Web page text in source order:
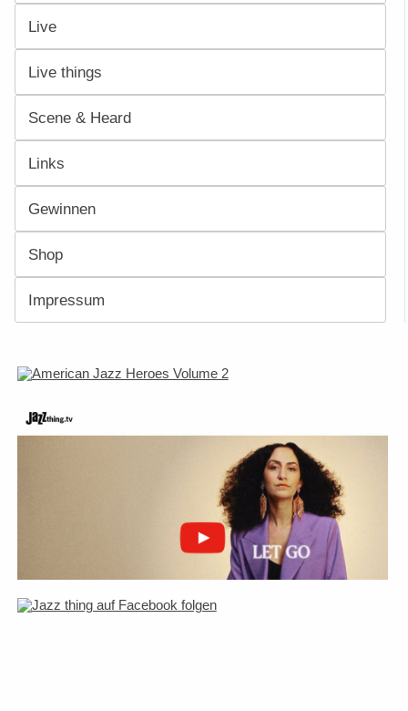
Live
Live things
Scene & Heard
Links
Gewinnen
Shop
Impressum